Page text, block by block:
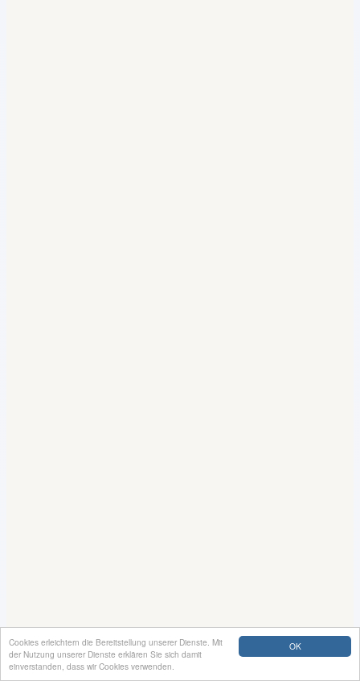
OK
Cookies erleichtern die Bereitstellung unserer Dienste. Mit
der Nutzung unserer Dienste erklären Sie sich damit
einverstanden, dass wir Cookies verwenden.